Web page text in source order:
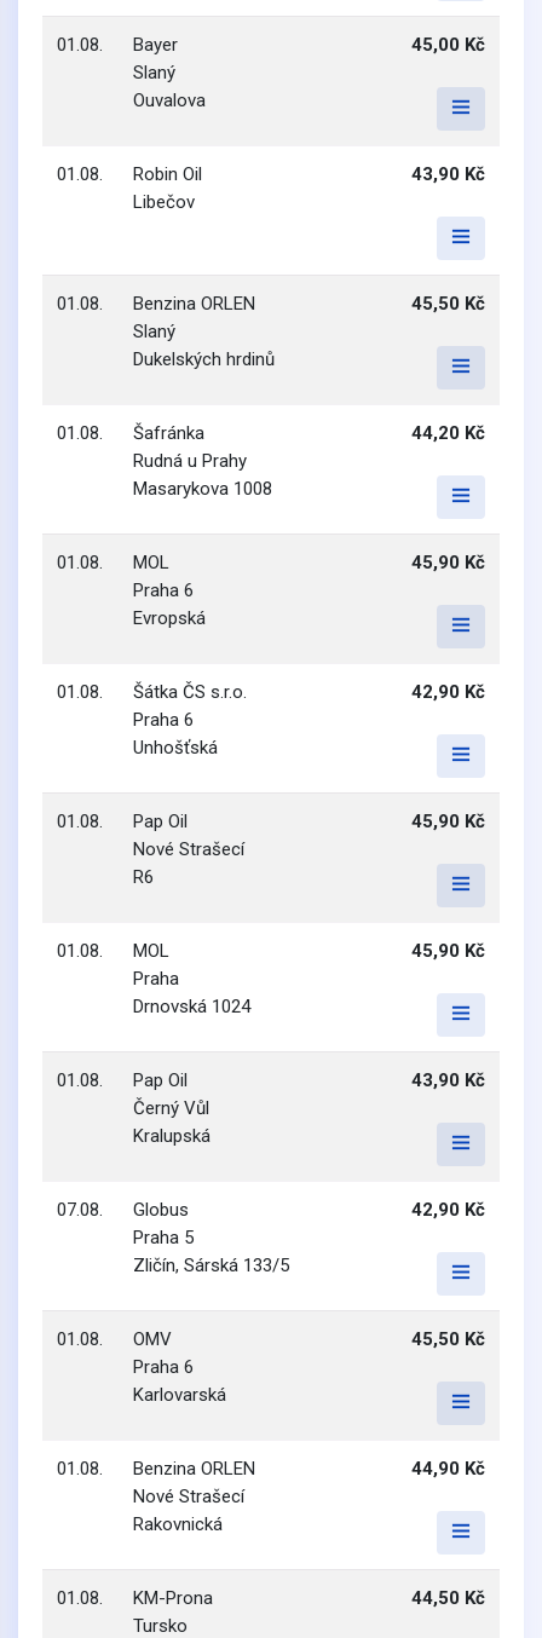
01.08.
Bayer
Slaný
Ouvalova
45,00 Kč
01.08.
Robin Oil
Libečov
43,90 Kč
01.08.
Benzina ORLEN
Slaný
Dukelských hrdinů
45,50 Kč
01.08.
Šafránka
Rudná u Prahy
Masarykova 1008
44,20 Kč
01.08.
MOL
Praha 6
Evropská
45,90 Kč
01.08.
Šátka ČS s.r.o.
Praha 6
Unhošťská
42,90 Kč
01.08.
Pap Oil
Nové Strašecí
R6
45,90 Kč
01.08.
MOL
Praha
Drnovská 1024
45,90 Kč
01.08.
Pap Oil
Černý Vůl
Kralupská
43,90 Kč
07.08.
Globus
Praha 5
Zličín, Sárská 133/5
42,90 Kč
01.08.
OMV
Praha 6
Karlovarská
45,50 Kč
01.08.
Benzina ORLEN
Nové Strašecí
Rakovnická
44,90 Kč
01.08.
KM-Prona
Tursko
44,50 Kč